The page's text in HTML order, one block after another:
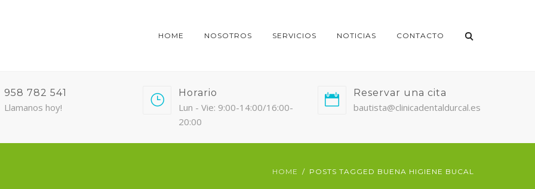
HOME NOSOTROS SERVICIOS NOTICIAS CONTACTO
958 782 541
Llamanos hoy!
Horario
Lun - Vie: 9:00-14:00/16:00-
20:00
Reservar una cita
bautista@clinicadentaldurcal.es
HOME POSTS TAGGED BUENA HIGIENE BUCAL